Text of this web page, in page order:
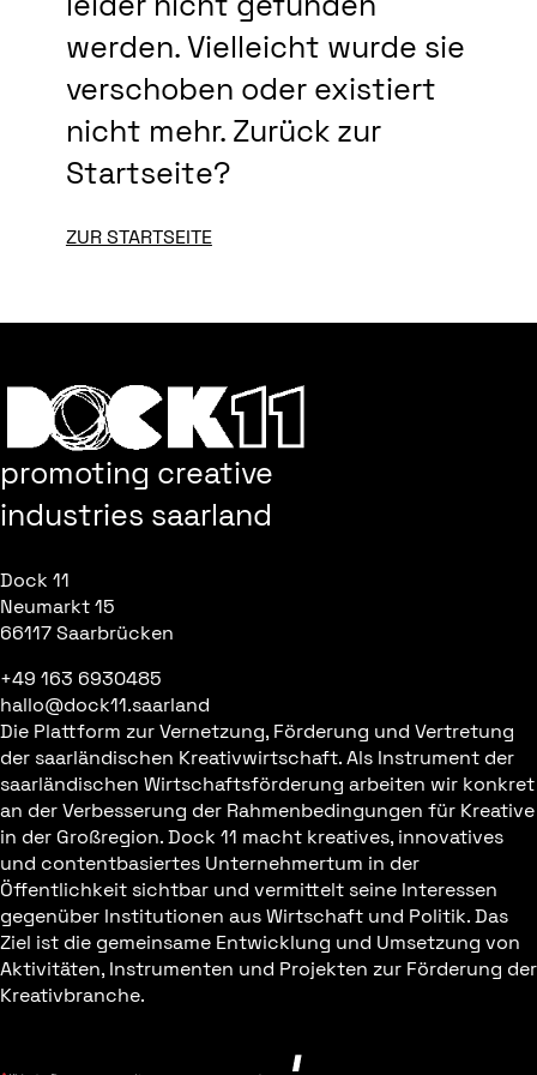
werden. Vielleicht wurde sie
verschoben oder existiert
nicht mehr. Zurück zur
Startseite?
ZUR STARTSEITE
promoting creative
industries saarland
Dock 11
Neumarkt 15
66117 Saarbrücken
+49 163 6930485
hallo@dock11.saarland
Die Plattform zur Vernetzung, Förderung und Vertretung
der saarländischen Kreativwirtschaft. Als Instrument der
saarländischen Wirtschaftsförderung arbeiten wir konkret
an der Verbesserung der Rahmenbedingungen für Kreative
in der Großregion. Dock 11 macht kreatives, innovatives
und contentbasiertes Unternehmertum in der
Öffentlichkeit sichtbar und vermittelt seine Interessen
gegenüber Institutionen aus Wirtschaft und Politik. Das
Ziel ist die gemeinsame Entwicklung und Umsetzung von
Aktivitäten, Instrumenten und Projekten zur Förderung der
Kreativbranche.